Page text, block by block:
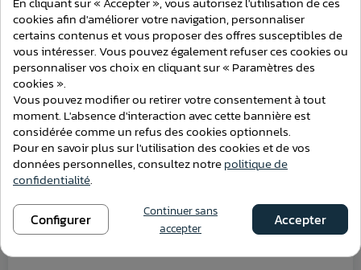
ATTELAGES
cookies afin d'améliorer votre navigation, personnaliser
certains contenus et vous proposer des offres susceptibles de
vous intéresser. Vous pouvez également refuser ces cookies ou
personnaliser vos choix en cliquant sur « Paramètres des
cookies ».
Vous pouvez modifier ou retirer votre consentement à tout
moment. L'absence d'interaction avec cette bannière est
considérée comme un refus des cookies optionnels.
Pour en savoir plus sur l'utilisation des cookies et de vos
données personnelles, consultez notrepolitique de
confidentialité.
Configurer
Continuer sans
accepter
Accepter